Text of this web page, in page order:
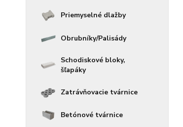
Priemyselné dlažby
Obrubníky/Palisády
Schodiskové bloky,
šľapáky
Zatrávňovacie tvárnice
Betónové tvárnice